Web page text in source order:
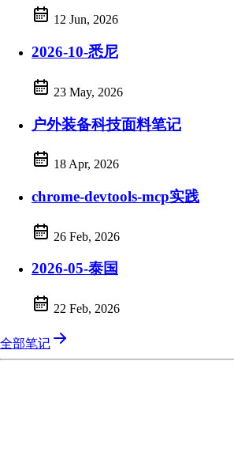
12 Jun, 2026
2026-10-悉尼
23 May, 2026
户外装备科技面料笔记
18 Apr, 2026
chrome-devtools-mcp实践
26 Feb, 2026
2026-05-泰国
22 Feb, 2026
全部笔记